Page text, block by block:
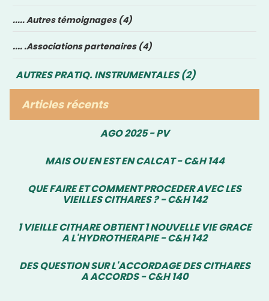
..... Autres témoignages (4)
.... .Associations partenaires (4)
AUTRES PRATIQ. INSTRUMENTALES (2)
Articles récents
AGO 2025 - PV
MAIS OU EN EST EN CALCAT - C&H 144
QUE FAIRE ET COMMENT PROCEDER AVEC LES
VIEILLES CITHARES ? - C&H 142
1 VIEILLE CITHARE OBTIENT 1 NOUVELLE VIE GRACE
A L'HYDROTHERAPIE - C&H 142
DES QUESTION SUR L'ACCORDAGE DES CITHARES
A ACCORDS - C&H 140